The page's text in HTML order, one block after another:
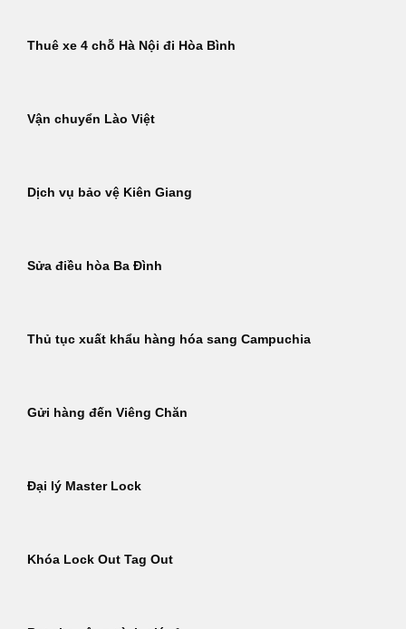
Thuê xe 4 chỗ Hà Nội đi Hòa Bình
Vận chuyển Lào Việt
Dịch vụ bảo vệ Kiên Giang
Sửa điều hòa Ba Đình
Thủ tục xuất khẩu hàng hóa sang Campuchia
Gửi hàng đến Viêng Chăn
Đại lý Master Lock
Khóa Lock Out Tag Out